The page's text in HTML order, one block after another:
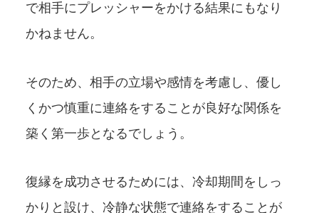
で相手にプレッシャーをかける結果にもなり
かねません。
そのため、相手の立場や感情を考慮し、優し
くかつ慎重に連絡をすることが良好な関係を
築く第一歩となるでしょう。
復縁を成功させるためには、冷却期間をしっ
かりと設け、冷静な状態で連絡をすることが